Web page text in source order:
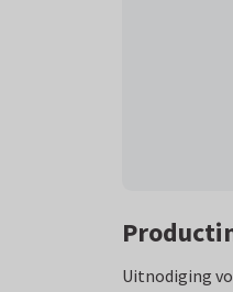
Uitnodiging